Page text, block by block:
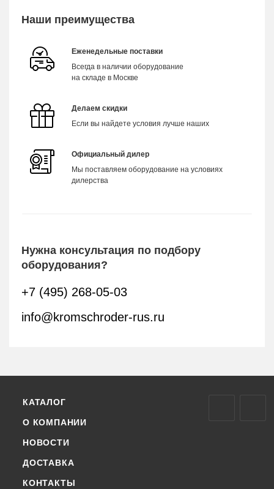
Наши преимущества
Еженедельные поставки
Всегда в наличии оборудование
на складе в Москве
Делаем скидки
Если вы найдете условия лучше наших
Официальный дилер
Мы поставляем оборудование на условиях
дилерства
Нужна консультация по подбору
оборудования?
+7 (495) 268-05-03
info@kromschroder-rus.ru
КАТАЛОГ
О КОМПАНИИ
НОВОСТИ
ДОСТАВКА
КОНТАКТЫ